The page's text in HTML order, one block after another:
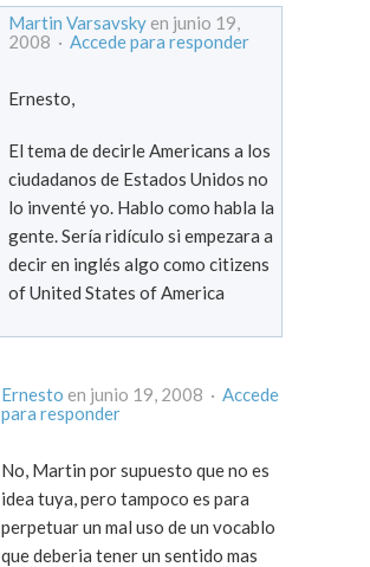
Martin Varsavsky en junio 19,
2008 · Accede para responder
Ernesto,
El tema de decirle Americans a los
ciudadanos de Estados Unidos no
lo inventé yo. Hablo como habla la
gente. Sería ridículo si empezara a
decir en inglés algo como citizens
of United States of America
Ernesto en junio 19, 2008 · Accede
para responder
No, Martin por supuesto que no es
idea tuya, pero tampoco es para
perpetuar un mal uso de un vocablo
que deberia tener un sentido mas